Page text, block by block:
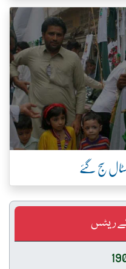
سج گئے
ریٹس